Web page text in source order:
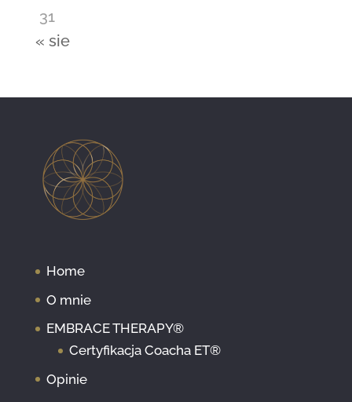
31
« sie
Home
O mnie
EMBRACE THERAPY®
Certyfikacja Coacha ET®
Opinie